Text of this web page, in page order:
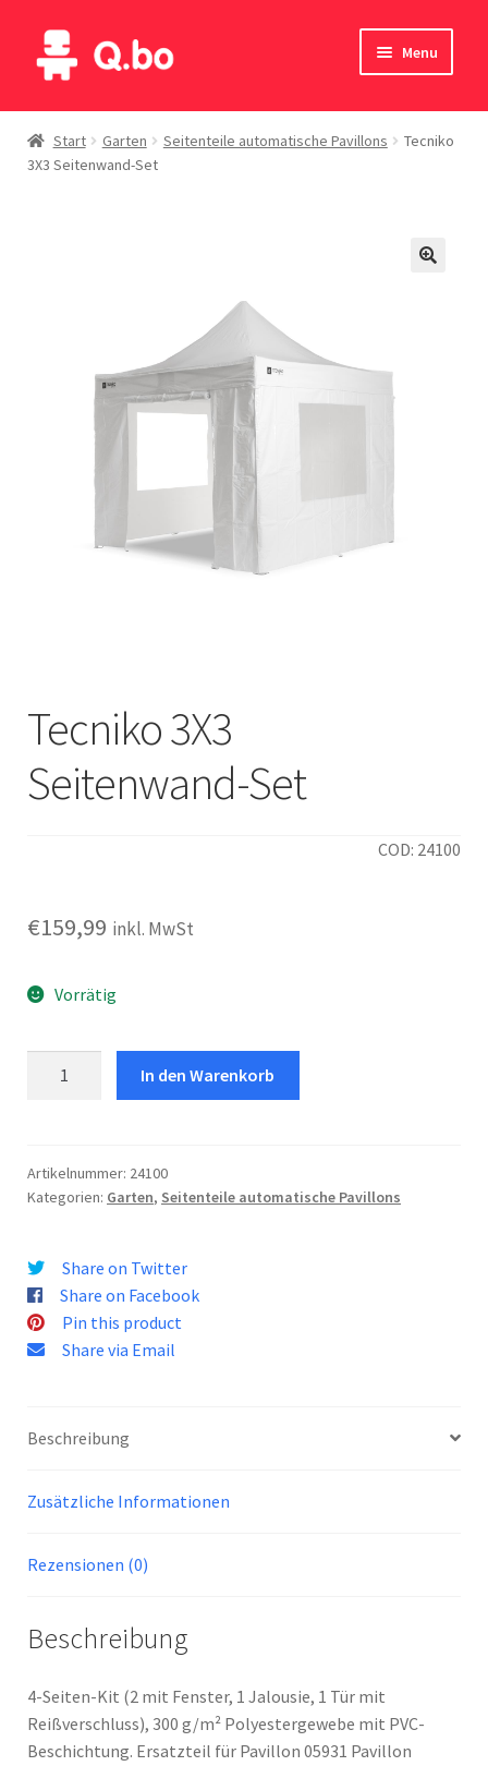
Skip
to
Skip
to
Menu
Home
Blog
English
Start Garten Seitenteile automatische Pavillons
Tecniko
3X3 Seitenwand-Set
Tecniko 3X3
Seitenwand-Set
COD: 24100
€159,99 inkl. MwSt
Vorrätig
Menge
In den Warenkorb
Artikelnummer: 24100
Kategorien: Garten, Seitenteile automatische Pavillons
Share on Twitter
Share on Facebook
Pin this product
Share via Email
Beschreibung
Zusätzliche Informationen
Rezensionen (0)
Beschreibung
4-Seiten-Kit (2 mit Fenster, 1 Jalousie, 1 Tür mit
Reißverschluss), 300 g/m² Polyestergewebe mit PVC-
Beschichtung. Ersatzteil für Pavillon 05931 Pavillon